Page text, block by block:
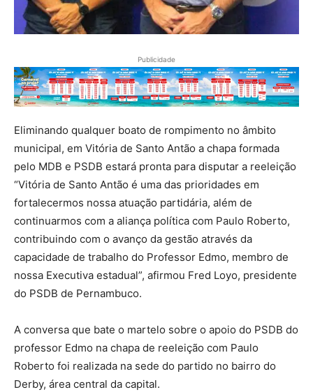
Publicidade
Eliminando qualquer boato de rompimento no âmbito
municipal, em Vitória de Santo Antão a chapa formada
pelo MDB e PSDB estará pronta para disputar a reeleição
“Vitória de Santo Antão é uma das prioridades em
fortalecermos nossa atuação partidária, além de
continuarmos com a aliança política com Paulo Roberto,
contribuindo com o avanço da gestão através da
capacidade de trabalho do Professor Edmo, membro de
nossa Executiva estadual”, afirmou Fred Loyo, presidente
do PSDB de Pernambuco.
A conversa que bate o martelo sobre o apoio do PSDB do
professor Edmo na chapa de reeleição com Paulo
Roberto foi realizada na sede do partido no bairro do
Derby, área central da capital.